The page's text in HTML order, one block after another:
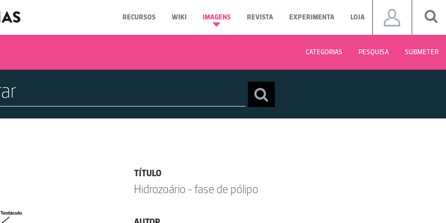
RECURSOS WIKI IMAGENS REVISTA EXPERIMENTA LOJA
CATEGORIAS PESQUISA SUBMETER
TÍTULO
Hidrozoário - fase de pólipo